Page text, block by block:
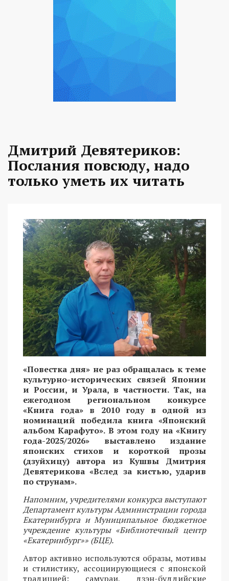
Дмитрий Девятериков:
Послания повсюду, надо
только уметь их читать
«Повестка дня» не раз обращалась к теме
культурно-исторических связей Японии
и России, и Урала, в частности. Так, на
ежегодном региональном конкурсе
«Книга года» в 2010 году в одной из
номинаций победила книга «Японский
альбом Карафуто». В этом году на «Книгу
года-2025/2026» выставлено издание
японских стихов и короткой прозы
(дзуйхицу) автора из Кушвы Дмитрия
Девятерикова «Вслед за кистью, ударив
по струнам».
Напомним, учредителями конкурса выступают
Департамент культуры Администрации города
Екатеринбурга и Муниципальное бюджетное
учреждение культуры «Библиотечный центр
«Екатеринбург»» (БЦЕ).
Автор активно используются образы, мотивы
и стилистику, ассоциирующиеся с японской
традицией: самураи, дзэн-буддийские